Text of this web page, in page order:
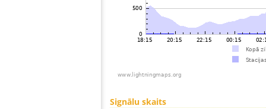
Signālu skaits